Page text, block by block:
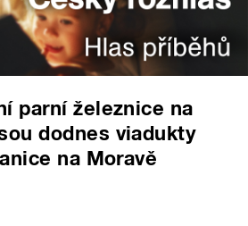
parní železnice na
dodnes viadukty
na Moravě